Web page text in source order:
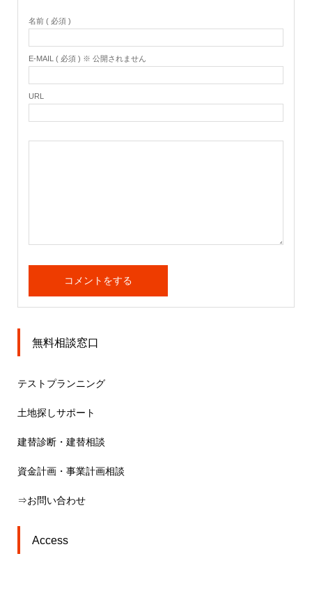
名前 ( 必須 )
E-MAIL ( 必須 ) ※ 公開されません
URL
無料相談窓口
テストプランニング
土地探しサポート
建替診断・建替相談
資金計画・事業計画相談
⇒お問い合わせ
Access